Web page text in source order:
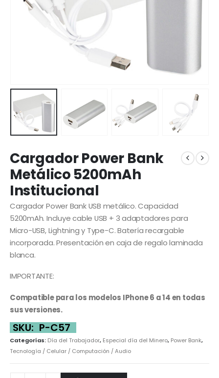
Cargador Power Bank
Metálico 5200mAh
Institucional
Cargador Power Bank USB metálico. Capacidad
5200mAh. Incluye cable USB + 3 adaptadores para
Micro-USB, Lightning y Type-C. Batería recargable
incorporada. Presentación en caja de regalo laminada
blanca.
IMPORTANTE:
Compatible para los modelos IPhone 6 a 14 en todas
sus versiones.
SKU: P-C57
Categorías: Día del Trabajador, Especial día del Minero, Power Bank,
Tecnología / Celular / Computación / Audio